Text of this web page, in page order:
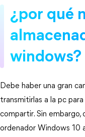
¿por qué
windows?
Debe haber una gran
transmitirlas a la pc
compartir. Sin embargo,
ordenador Windows 10